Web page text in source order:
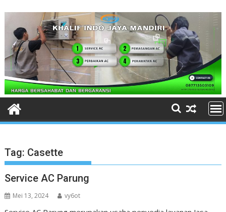
content
Tag: Casette
Service AC Parung
Mei 13, 2024 vy6ot